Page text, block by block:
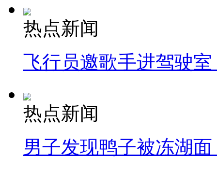
热点新闻
飞行员邀歌手进驾驶
热点新闻
男子发现鸭子被冻湖